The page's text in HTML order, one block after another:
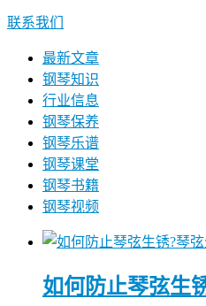
联系我们
最新文章
钢琴知识
行业信息
钢琴保养
钢琴乐谱
钢琴课堂
钢琴书籍
钢琴视频
如何防止琴弦生